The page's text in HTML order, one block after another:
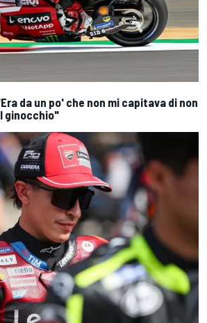
da un po' che non mi capitava di non
ginocchio"